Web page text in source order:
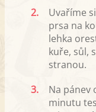
2.
Uvaříme
prsa na
lehka
kuře, sůl,
stranou.
3.
Na pánev
minutu